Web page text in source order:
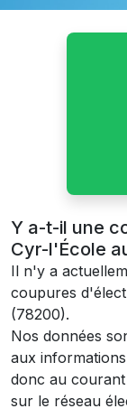
Y a-t-il une
Cyr-l'École
Il n'y a
coupures
(78200).
Nos données
aux
donc au
sur le réseau